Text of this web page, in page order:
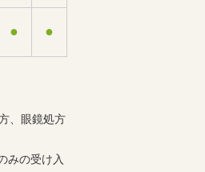
● ●
、眼鏡処方
みの受け入